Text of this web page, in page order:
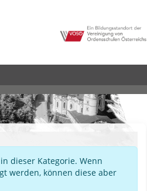
dieser Kategorie. Wenn
werden, können diese aber